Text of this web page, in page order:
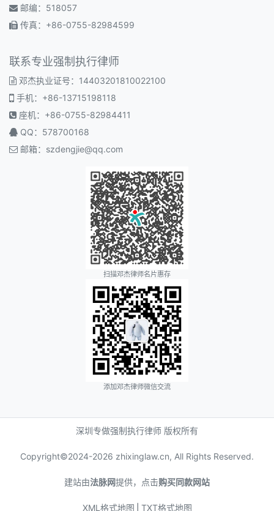
邮编：518057
传真：+86-0755-82984599
联系专业强制执行律师
邓杰执业证号：14403201810022100
手机：+86-13715198118
座机：+86-0755-82984411
QQ：578700168
邮箱： szdengjie@qq.com
扫描邓杰律师名片惠存
添加邓杰律师微信交流
深圳专做强制执行律师 版权所有
Copyright©2024-2026 zhixinglaw.cn, All Rights Reserved.
建站由法脉网提供，点击购买同款网站
XML格式地图 TXT格式地图